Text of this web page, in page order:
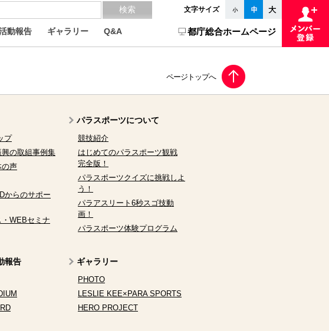
文字サイズ
動報告 ギャラリー Q&A 都庁総合ホームページ
プ
の取組事例集
の声
からのサポー
WEBセミナ
パラスポーツについて
競技紹介
はじめてのパラスポーツ観戦
完全版！
パラスポーツクイズに挑戦しよ
う！
パラアスリート6秒スゴ技動
画！
パラスポーツ体験プログラム
報告 ギャラリー
PHOTO
LESLIE KEE×PARA SPORTS
HERO PROJECT